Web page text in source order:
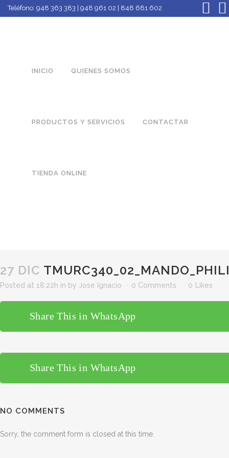
Teléfono: 948 363 383 | 948 961 02 | 848 681 602
INICIO QUIENES SOMOS
PRODUCTOS Y SERVICIOS CONTACTAR
TIENDA ONLINE
27 DIC
Posted at 18:22h in by Jose Ignacio 0 Comments 0 Likes
Share This in WhatsApp
Share This in WhatsApp
NO COMMENTS
Sorry, the comment form is closed at this time.